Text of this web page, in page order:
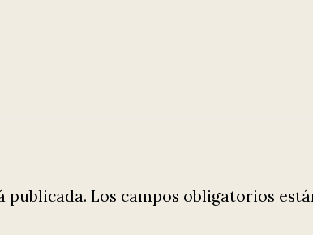
publicada. Los campos obligatorios